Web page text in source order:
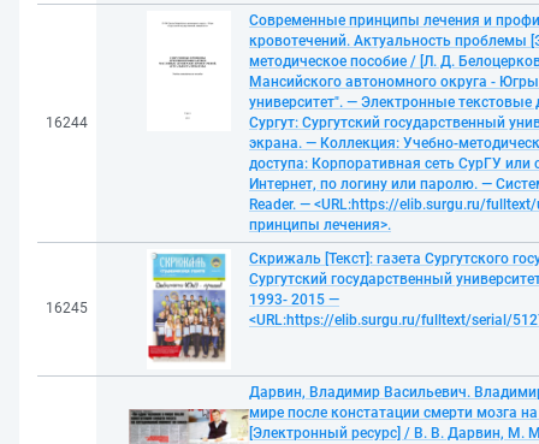
16244
Современные принципы лечения и
кровотечений. Актуальность проблемы
методическое пособие / [Л. Д.
Мансийского автономного округа -
университет". — Электронные
Сургут: Сургутский государственный
экрана. — Коллекция: Учебно-
доступа: Корпоративная сеть СурГУ
Интернет, по логину или паролю. —
Reader. — <URL:https://elib.surgu.ru/
принципы лечения>.
16245
Скрижаль [Текст]: газета Сургутского
Сургутский государственный
1993- 2015 —
<URL:https://elib.surgu.ru/fulltext/serial/
Дарвин, Владимир Васильевич.
мире после констатации смерти мозга
[Электронный ресурс] / В. В. Дарвин, М.